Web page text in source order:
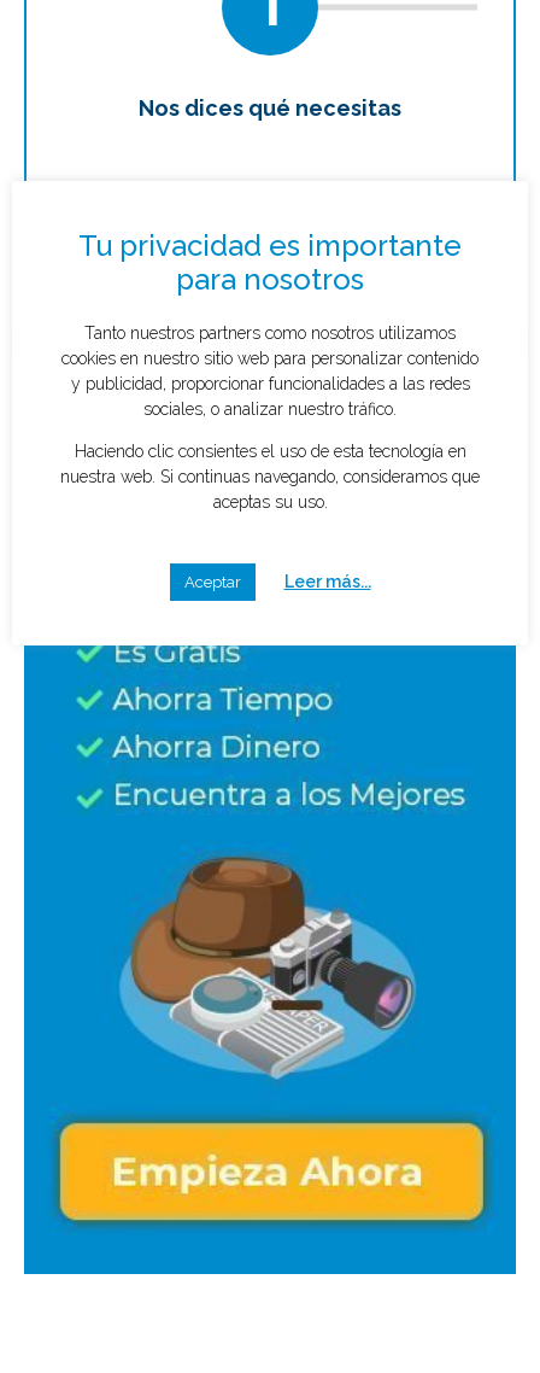
Nos dices qué necesitas
Solicitar presupuesto
Tu privacidad es importante
para nosotros
cookies en nuestro sitio web para personalizar contenido
y publicidad, proporcionar funcionalidades a las redes
Haciendo clic consientes el uso de esta tecnología en
nuestra web. Si continuas navegando, consideramos que
aceptas su uso.
Aceptar Leer más...
¿Qué tipo de caso quieres investigar?